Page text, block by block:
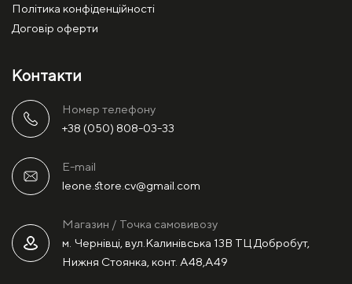
Політика конфіденційності
Договір оферти
Контакти
Номер телефону
+38 (050) 808-03-33
E-mail
leone.store.cv@gmail.com
Магазин / Точка самовивозу
м. Чернівці, вул.Калинівська 13В ТЦ Добробут,
Нижня Стоянка, конт. А48,А49